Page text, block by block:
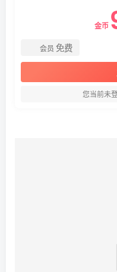
金币
会员 免费
您当前未